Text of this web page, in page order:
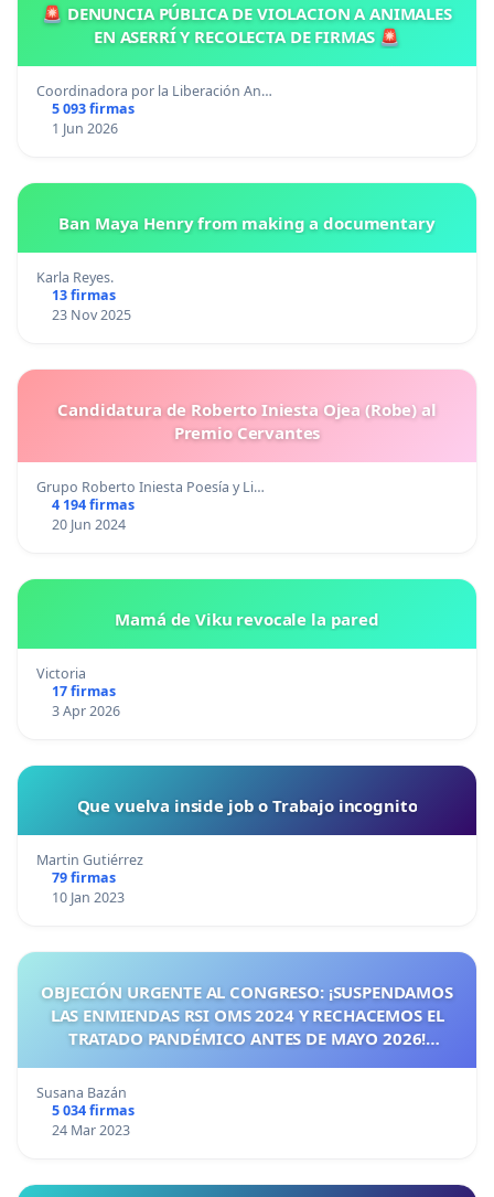
🚨 DENUNCIA PÚBLICA DE VIOLACION A ANIMALES
EN ASERRÍ Y RECOLECTA DE FIRMAS 🚨
Coordinadora por la Liberación An…
5 093 firmas
1 Jun 2026
Ban Maya Henry from making a documentary
Karla Reyes.
13 firmas
23 Nov 2025
Candidatura de Roberto Iniesta Ojea (Robe) al
Premio Cervantes
Grupo Roberto Iniesta Poesía y Li…
4 194 firmas
20 Jun 2024
Mamá de Viku revocale la pared
Victoria
17 firmas
3 Apr 2026
Que vuelva inside job o Trabajo incognito
Martin Gutiérrez
79 firmas
10 Jan 2023
OBJECIÓN URGENTE AL CONGRESO: ¡SUSPENDAMOS
LAS ENMIENDAS RSI OMS 2024 Y RECHACEMOS EL
TRATADO PANDÉMICO ANTES DE MAYO 2026!
Susana Bazán
5 034 firmas
24 Mar 2023